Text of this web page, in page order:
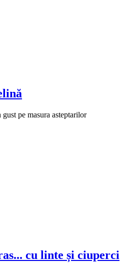
pe masura asteptarilor
cu linte și ciuperci